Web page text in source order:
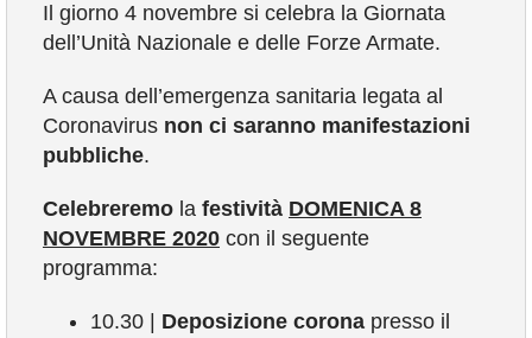
VIVERE VANZAGO
COMUNICAZIONE
Il giorno 4 novembre si celebra la Giornata
dell’Unità Nazionale e delle Forze Armate.
A causa dell’emergenza sanitaria legata al
Coronavirus non ci saranno manifestazioni
pubbliche.
Celebreremola festività DOMENICA 8
NOVEMBRE 2020con il seguente
programma:
10.30 | Deposizione corona presso il